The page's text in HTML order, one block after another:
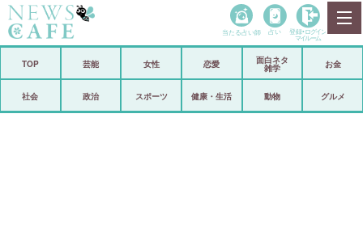
政治
当たる占い師 占い 登録• ログイン
マイルーム
TOP 芸能 女性 恋愛
面白ネタ
雑学
お金
社会 政治 スポーツ 健康・生活 動物 グルメ